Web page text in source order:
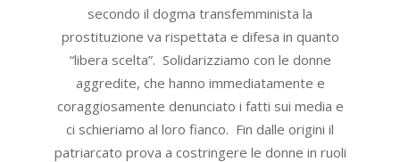
secondo il dogma transfemminista la
prostituzione va rispettata e difesa in quanto
“libera scelta”. Solidarizziamo con le donne
aggredite, che hanno immediatamente e
coraggiosamente denunciato i fatti sui media e
ci schieriamo al loro fianco. Fin dalle origini il
patriarcato prova a costringere le donne in ruoli